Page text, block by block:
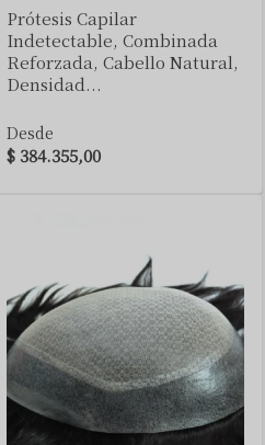
Prótesis Capilar
Indetectable, Combinada
Reforzada, Cabello Natural,
Densidad...
Desde
$ 384.355,00